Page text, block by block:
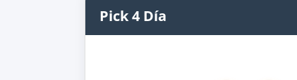
Pick 4 Día